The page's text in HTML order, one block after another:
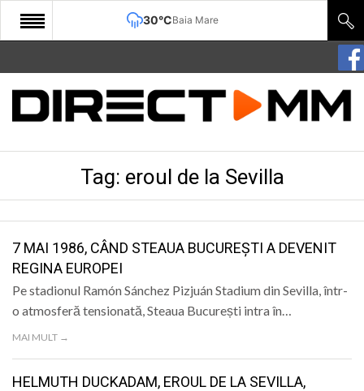
30°CBaia Mare
START
COMUNITATE
SANATATE
SPORT
SPECIAL
POLITIC
LIFE
Tag: eroul de la Sevilla
7 MAI 1986, CÂND STEAUA BUCUREȘTI A DEVENIT
REGINA EUROPEI
Pe stadionul Ramón Sánchez Pizjuán Stadium din Sevilla, într-
o atmosferă tensionată, Steaua București intra în…
MAI MULT →
HELMUTH DUCKADAM, EROUL DE LA SEVILLA,